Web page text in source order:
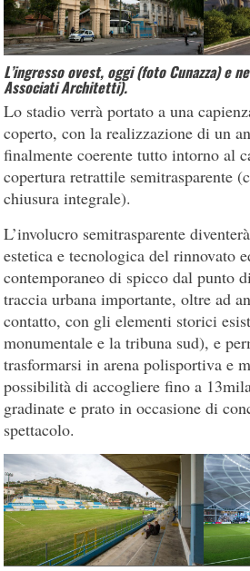
L’ingresso ovest, oggi (foto Cunazza) e
Associati Architetti).
Lo stadio verrà portato a una
coperto, con la realizzazione di un
finalmente coerente tutto intorno al
copertura retrattile semitrasparente
chiusura integrale).
L’involucro semitrasparente
estetica e tecnologica del rinnovato
contemporaneo di spicco dal punto
traccia urbana importante, oltre ad
contatto, con gli elementi storici
monumentale e la tribuna sud), e
trasformarsi in arena polisportiva e
possibilità di accogliere fino a
gradinate e prato in occasione di
spettacolo.